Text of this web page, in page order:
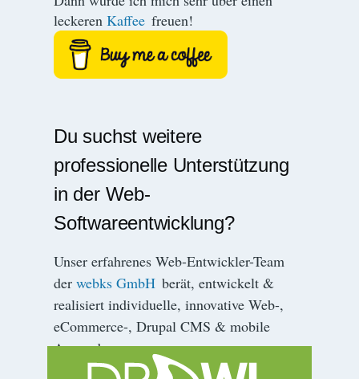
leckerenKaffee freuen!
Du suchst weitere
professionelle Unterstützung
in der Web-
Softwareentwicklung?
Unser erfahrenes Web-Entwickler-Team
derwebks GmbH berät, entwickelt &
realisiert individuelle, innovative Web-,
eCommerce-, Drupal CMS & mobile
Anwendungen.